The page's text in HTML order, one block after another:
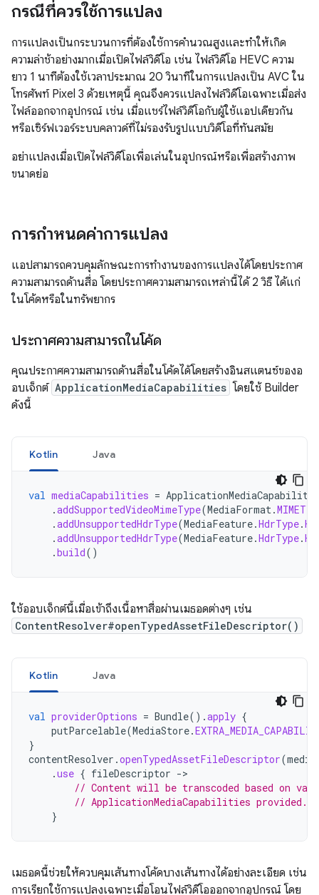
กรณีที่ควรใช้การแปลง
การแปลงเป็นกระบวนการที่ต้องใช้การคำนวณสูงและทำให้เกิด
ความล่าช้าอย่างมากเมื่อเปิดไฟล์วิดีโอ เช่น ไฟล์วิดีโอ HEVC ความ
ยาว 1 นาทีต้องใช้เวลาประมาณ 20 วินาทีในการแปลงเป็น AVC ใน
โทรศัพท์ Pixel 3 ด้วยเหตุนี้ คุณจึงควรแปลงไฟล์วิดีโอเฉพาะเมื่อส่ง
ไฟล์ออกจากอุปกรณ์ เช่น เมื่อแชร์ไฟล์วิดีโอกับผู้ใช้แอปเดียวกัน
หรือเซิร์ฟเวอร์ระบบคลาวด์ที่ไม่รองรับรูปแบบวิดีโอที่ทันสมัย
อย่าแปลงเมื่อเปิดไฟล์วิดีโอเพื่อเล่นในอุปกรณ์หรือเพื่อสร้างภาพ
ขนาดย่อ
การกำหนดค่าการแปลง
แอปสามารถควบคุมลักษณะการทำงานของการแปลงได้โดยประกาศ
ความสามารถด้านสื่อ โดยประกาศความสามารถเหล่านี้ได้ 2 วิธี ได้แก่
ในโค้ดหรือในทรัพยากร
ประกาศความสามารถในโค้ด
คุณประกาศความสามารถด้านสื่อในโค้ดได้โดยสร้างอินสแตนซ์ของอ
อบเจ็กต์ ApplicationMediaCapabilities โดยใช้ Builder
ดังนี้
Kotlin Java
val mediaCapabilities =
.addSupportedVideoMimeType(MediaFormat.
.addUnsupportedHdrType(MediaFeature.HdrType.
.addUnsupportedHdrType(MediaFeature.HdrType.
.build()
ใช้ออบเจ็กต์นี้เมื่อเข้าถึงเนื้อหาสื่อผ่านเมธอดต่างๆ เช่น
ContentResolver#openTypedAssetFileDescriptor()
Kotlin Java
val providerOptions = Bundle().apply {
putParcelable(MediaStore.
}
contentResolver .openTypedAssetFileDescriptor(
.use { fileDescriptor ->
// Content will be transcoded based on
// ApplicationMediaCapabilities provided.
}
เมธอดนี้ช่วยให้ควบคุมเส้นทางโค้ดบางเส้นทางได้อย่างละเอียด เช่น
การเรียกใช้การแปลงเฉพาะเมื่อโอนไฟล์วิดีโอออกจากอุปกรณ์ โดย